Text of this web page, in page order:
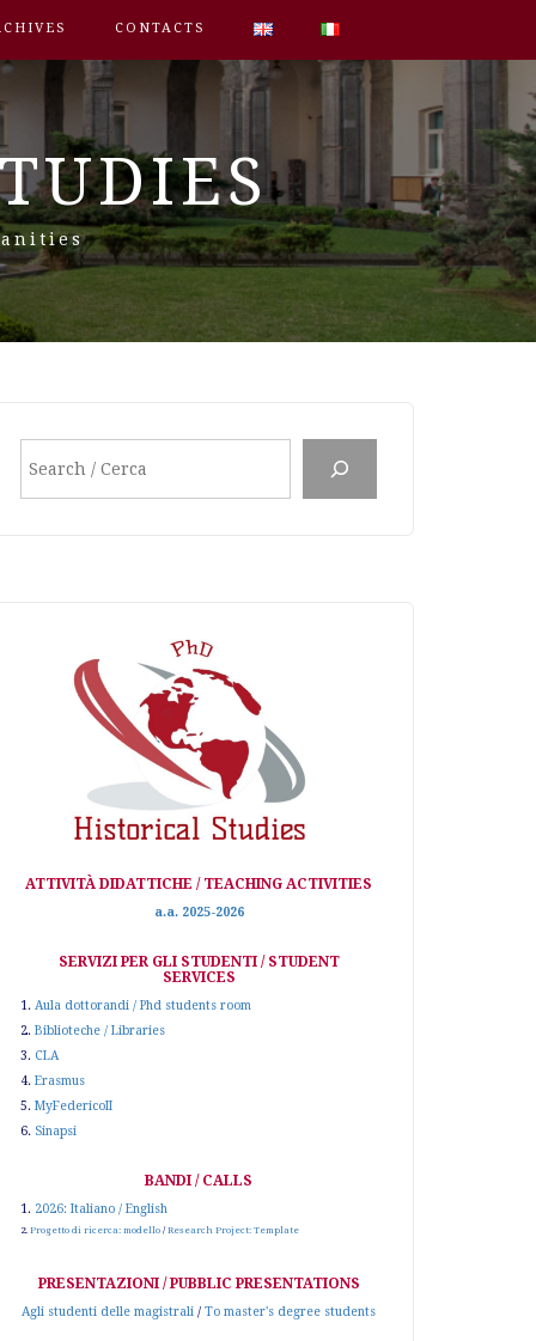
CONTACTS
ATTIVITÀ DIDATTICHE / TEACHING ACTIVITIES
a.a. 2025-2026
SERVIZI PER GLI STUDENTI / STUDENT
SERVICES
1. Aula dottorandi / Phd students room
2. Biblioteche / Libraries
3. CLA
4. Erasmus
5. MyFedericoII
6. Sinapsi
BANDI / CALLS
1. 2026: Italiano / English
2. Progetto di ricerca: modello /Research Project: Template
PRESENTAZIONI / PUBBLIC PRESENTATIONS
Agli studenti delle magistrali / To master's degree students